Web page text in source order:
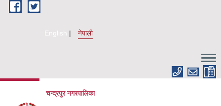
Skip to main content
English नेपाली
चन्द्रपुर नगरपालिका